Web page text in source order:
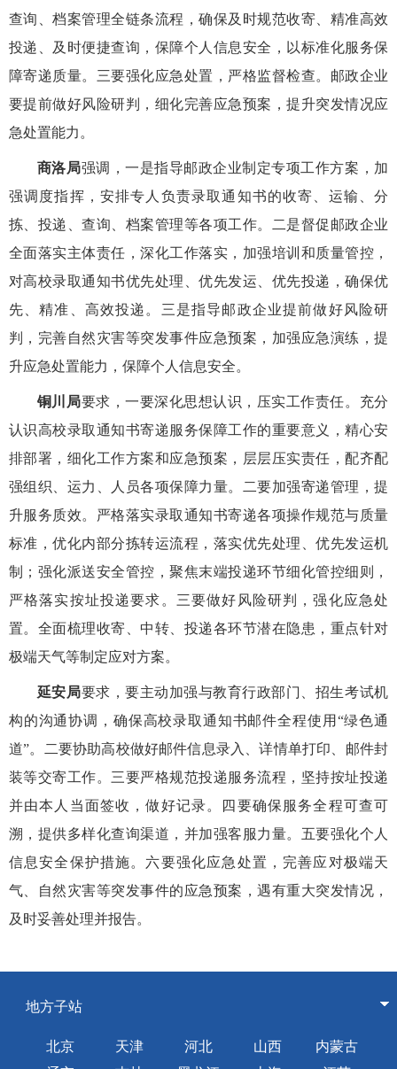
查询、档案管理全链条流程，确保及时规范收寄、精准高效
投递、及时便捷查询，保障个人信息安全，以标准化服务保
障寄递质量。三要强化应急处置，严格监督检查。邮政企业
要提前做好风险研判，细化完善应急预案，提升突发情况应
急处置能力。
商洛局强调，一是指导邮政企业制定专项工作方案，加
强调度指挥，安排专人负责录取通知书的收寄、运输、分
拣、投递、查询、档案管理等各项工作。二是督促邮政企业
全面落实主体责任，深化工作落实，加强培训和质量管控，
对高校录取通知书优先处理、优先发运、优先投递，确保优
先、精准、高效投递。三是指导邮政企业提前做好风险研
判，完善自然灾害等突发事件应急预案，加强应急演练，提
升应急处置能力，保障个人信息安全。
铜川局要求，一要深化思想认识，压实工作责任。充分
认识高校录取通知书寄递服务保障工作的重要意义，精心安
排部署，细化工作方案和应急预案，层层压实责任，配齐配
强组织、运力、人员各项保障力量。二要加强寄递管理，提
升服务质效。严格落实录取通知书寄递各项操作规范与质量
标准，优化内部分拣转运流程，落实优先处理、优先发运机
制；强化派送安全管控，聚焦末端投递环节细化管控细则，
严格落实按址投递要求。三要做好风险研判，强化应急处
置。全面梳理收寄、中转、投递各环节潜在隐患，重点针对
极端天气等制定应对方案。
延安局要求，要主动加强与教育行政部门、招生考试机
构的沟通协调，确保高校录取通知书邮件全程使用“绿色通
道”。二要协助高校做好邮件信息录入、详情单打印、邮件封
装等交寄工作。三要严格规范投递服务流程，坚持按址投递
并由本人当面签收，做好记录。四要确保服务全程可查可
溯，提供多样化查询渠道，并加强客服力量。五要强化个人
信息安全保护措施。六要强化应急处置，完善应对极端天
气、自然灾害等突发事件的应急预案，遇有重大突发情况，
及时妥善处理并报告。
地方子站
北京 天津 河北 山西
内蒙古